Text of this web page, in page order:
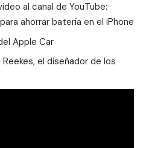
al canal de YouTube:
ahorrar batería en el iPhone
Apple Car
el diseñador de los